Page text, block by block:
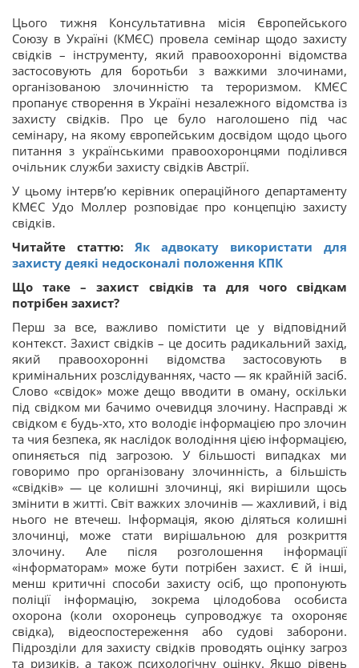
Цього тижня Консультативна місія Європейського
Союзу в Україні (КМЄС) провела семінар щодо захисту
свідків – інструменту, який правоохоронні відомства
застосовують для боротьби з важкими злочинами,
організованою злочинністю та тероризмом. КМЄС
пропанує створення в Україні незалежного відомства із
захисту свідків. Про це було наголошено під час
семінару, на якому європейським досвідом щодо цього
питання з українськими правоохоронцями поділився
очільник служби захисту свідків Австрії.
У цьому інтерв’ю керівник операційного департаменту
КМЄС Удо Моллер розповідає про концепцію захисту
свідків.
Читайте статтю: Як адвокату використати для
захисту деякі недосконалі положення КПК
Що таке – захист свідків та для чого свідкам
потрібен захист?
Перш за все, важливо помістити це у відповідний
контекст. Захист свідків – це досить радикальний захід,
який правоохоронні відомства застосовують в
кримінальних розслідуваннях, часто — як крайній засіб.
Слово «свідок» може дещо вводити в оману, оскільки
під свідком ми бачимо очевидця злочину. Насправді ж
свідком є будь-хто, хто володіє інформацією про злочин
та чия безпека, як наслідок володіння цією інформацією,
опиняється під загрозою. У більшості випадках ми
говоримо про організовану злочинність, а більшість
«свідків» — це колишні злочинці, які вирішили щось
змінити в житті. Світ важких злочинів — жахливий, і від
нього не втечеш. Інформація, якою діляться колишні
злочинці, може стати вирішальною для розкриття
злочину. Але після розголошення інформації
«інформаторам» може бути потрібен захист. Є й інші,
менш критичні способи захисту осіб, що пропонують
поліції інформацію, зокрема цілодобова особиста
охорона (коли охоронець супроводжує та охороняє
свідка), відеоспостереження або судові заборони.
Підрозділи для захисту свідків проводять оцінку загроз
та ризиків, а також психологічну оцінку. Якщо рівень